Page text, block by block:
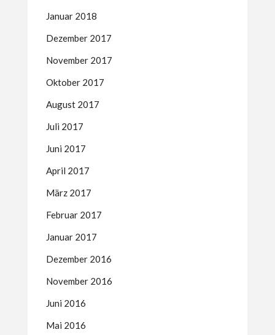
Januar 2018
Dezember 2017
November 2017
Oktober 2017
August 2017
Juli 2017
Juni 2017
April 2017
März 2017
Februar 2017
Januar 2017
Dezember 2016
November 2016
Juni 2016
Mai 2016